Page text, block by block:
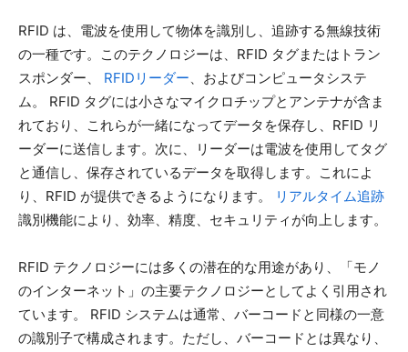
RFID は、電波を使用して物体を識別し、追跡する無線技術
の一種です。このテクノロジーは、RFID タグまたはトラン
スポンダー、 RFIDリーダー、およびコンピュータシステ
ム。 RFID タグには小さなマイクロチップとアンテナが含ま
れており、これらが一緒になってデータを保存し、RFID リ
ーダーに送信します。次に、リーダーは電波を使用してタグ
と通信し、保存されているデータを取得します。これによ
り、RFID が提供できるようになります。
リアルタイム追跡
識別機能により、効率、精度、セキュリティが向上します。
RFID テクノロジーには多くの潜在的な用途があり、「モノ
のインターネット」の主要テクノロジーとしてよく引用され
ています。 RFID システムは通常、バーコードと同様の一意
の識別子で構成されます。ただし、バーコードとは異なり、